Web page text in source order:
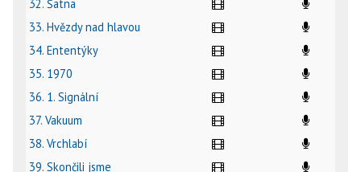
32. Šatna
33. Hvězdy nad hlavou
34. Ententýky
35. 1970
36. 1. Signální
37. Vakuum
38. Vrchlabí
39. Skončili jsme